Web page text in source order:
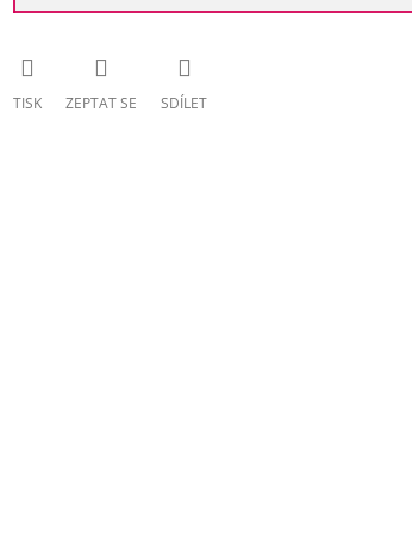
TISK ZEPTAT SE SDÍLET